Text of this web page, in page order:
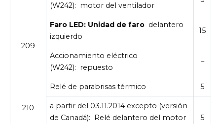
(W242): motor del ventilador
209
Faro LED: Unidad de faro delantero
izquierdo
15
Accionamiento eléctrico
(W242): repuesto
–
210
Relé de parabrisas térmico 5
a partir del 03.11.2014 excepto (versión
de Canadá): Relé delantero del motor
5